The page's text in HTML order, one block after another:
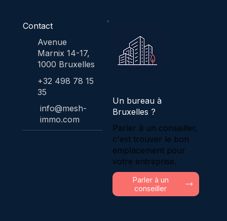
Contact
Avenue
Marnix 14-17,
1000 Bruxelles
+32 498 78 15
35
info@mesh-
immo.com
Un bureau à
Bruxelles ?
Parler à un conseiller,
c'est trouver le bon
emplacement pour
votre entreprise.
Parler à un
conseiller